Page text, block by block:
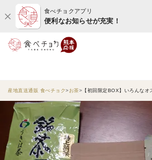
食べチョクアプリ
便利なお知らせが充実！
産地直送通販 食べチョク お茶 【初回限定BOX】いろんな